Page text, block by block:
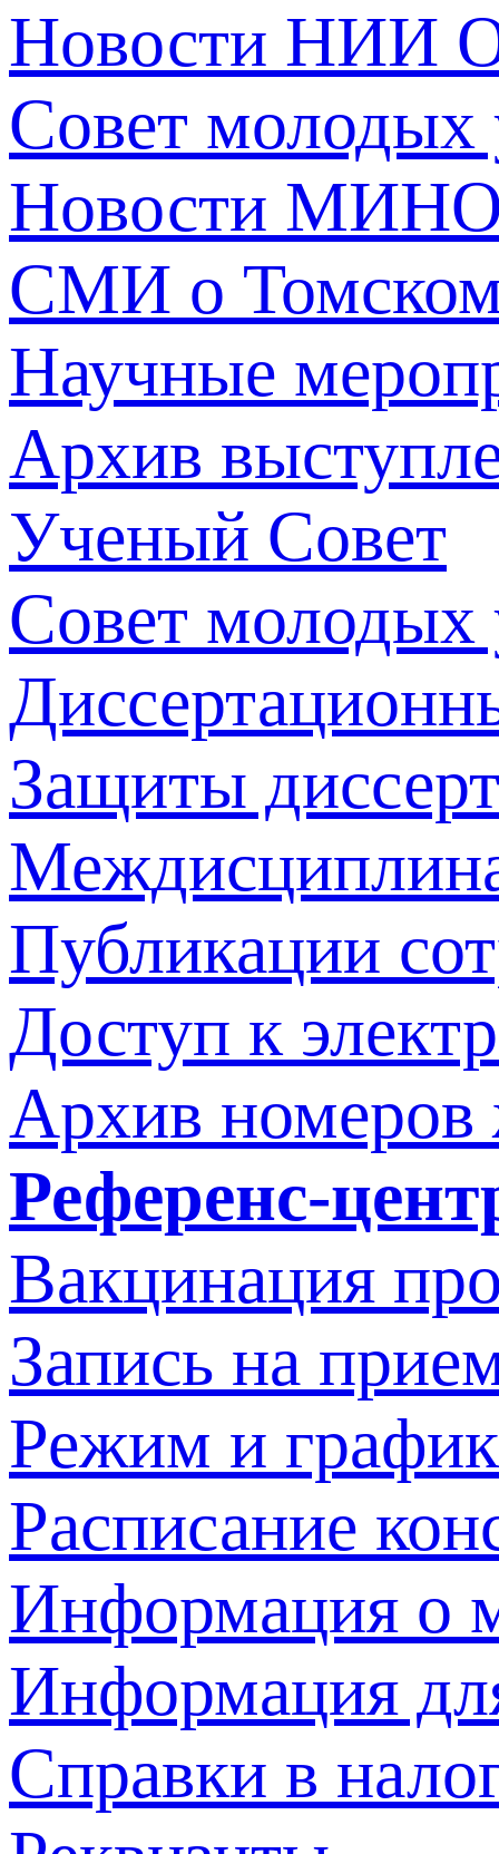
Новости НИИ
Совет молодых
Новости
СМИ о
Научные
Архив
Ученый Совет
Совет молодых
Защиты
Публикации
Доступ к
Архив номеров
Референс-
Вакцинация
Запись на
Режим и
Расписание
Информация о
Информация
Справки в